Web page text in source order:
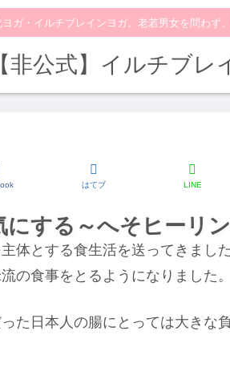
ガ・イルチブレインヨガ。老若男女を問わ
【非公式】イルチブ
にする～へそヒーリ
はてブ LINE
体とする食生活を送ってきました
の食事をとるようになりました。
た日本人の腸にとっては大きな